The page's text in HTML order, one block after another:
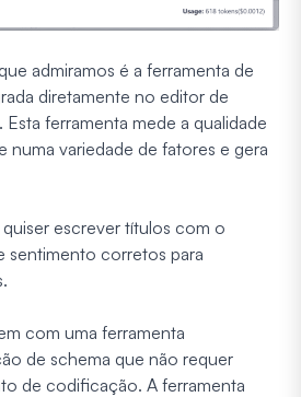
admiramos é a ferramenta de
diretamente no editor de
ferramenta mede a qualidade
numa variedade de fatores e gera
escrever títulos com o
sentimento corretos para
com uma ferramenta
de schema que não requer
de codificação. A ferramenta